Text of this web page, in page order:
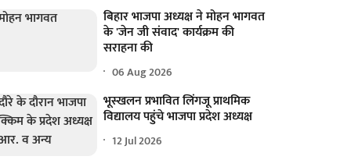
बिहार भाजपा अध्यक्ष ने मोहन भागवत
के 'जेन जी संवाद' कार्यक्रम की
सराहना की
06 Aug 2026
भूस्खलन प्रभावित लिंगजू प्राथमिक
विद्यालय पहुंचे भाजपा प्रदेश अध्यक्ष
12 Jul 2026